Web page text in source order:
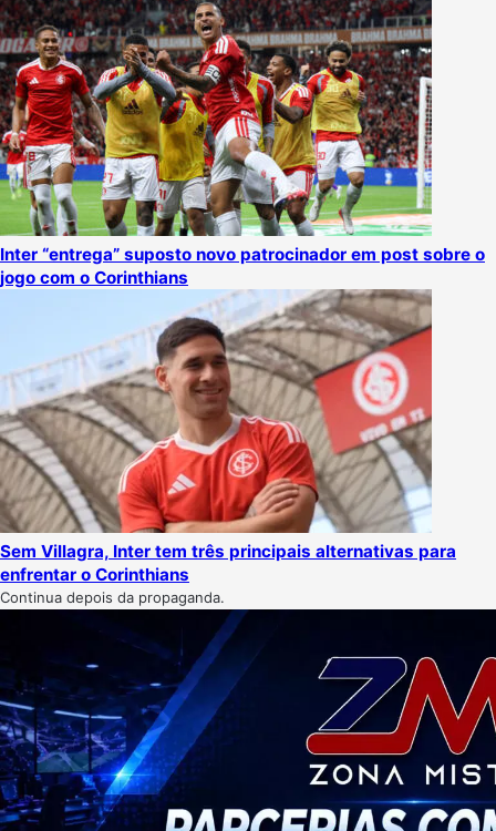
Inter “entrega” suposto novo patrocinador em post sobre o
jogo com o Corinthians
Sem Villagra, Inter tem três principais alternativas para
enfrentar o Corinthians
Continua depois da propaganda.